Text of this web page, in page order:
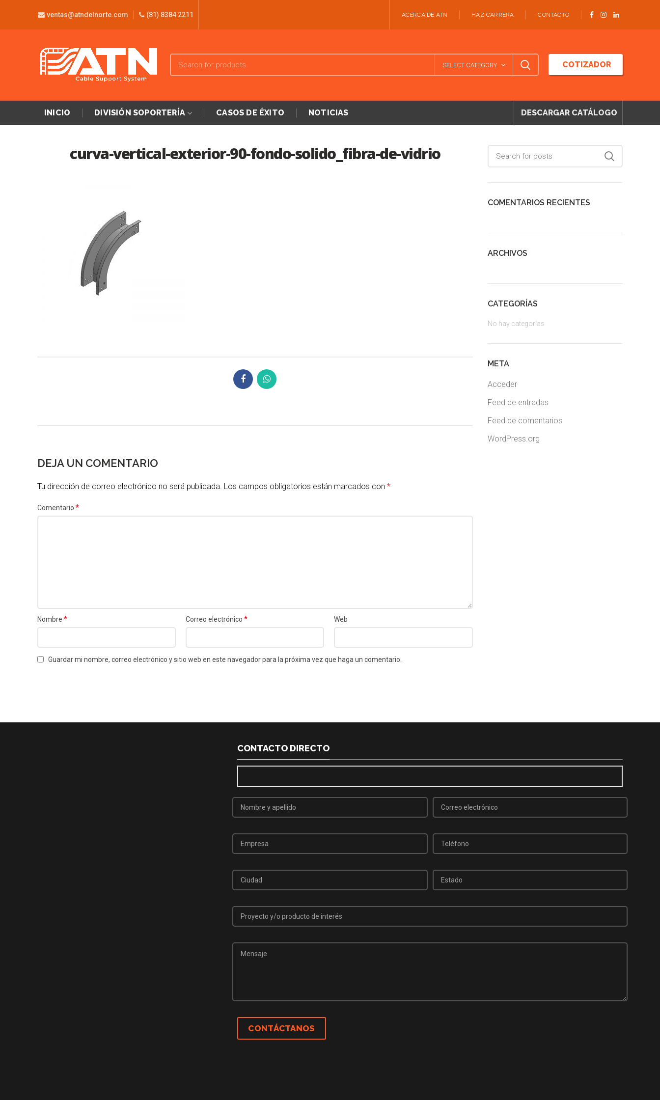
ventas@atndelnorte.com (81) 8384 2211 ACERCA DE ATN HAZ CARRERA CONTACTO
SELECT CATEGORY COTIZADOR
INICIO DIVISIÓN SOPORTERÍA CASOS DE ÉXITO NOTICIAS DESCARGAR CATÁLOGO
curva-vertical-exterior-90-fondo-solido_fibra-de-vidrio
DEJA UN COMENTARIO
Tu dirección de correo electrónico no será publicada. Los campos obligatorios están marcados con *
Comentario *
Nombre * Correo electrónico* Web
Guardar mi nombre, correo electrónico y sitio web en este navegador para la próxima vez que haga un comentario.
COMENTARIOS RECIENTES
ARCHIVOS
CATEGORÍAS
No hay categorías
META
Acceder
Feed de entradas
Feed de comentarios
WordPress.org
CONTACTO DIRECTO